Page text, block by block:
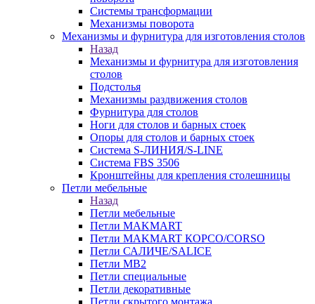
Системы трансформации
Механизмы поворота
Механизмы и фурнитура для изготовления столов
Назад
Механизмы и фурнитура для изготовления
столов
Подстолья
Механизмы раздвижения столов
Фурнитура для столов
Ноги для столов и барных стоек
Опоры для столов и барных стоек
Система S-ЛИНИЯ/S-LINE
Система FBS 3506
Кронштейны для крепления столешницы
Петли мебельные
Назад
Петли мебельные
Петли MAKMART
Петли MAKMART КОРСО/CORSO
Петли САЛИЧЕ/SALICE
Петли MB2
Петли специальные
Петли декоративные
Петли скрытого монтажа